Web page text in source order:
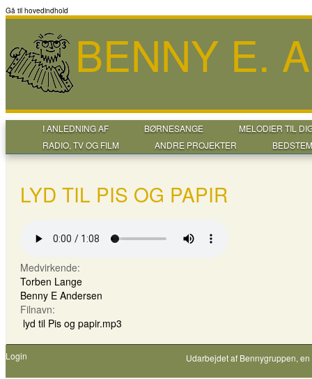
Gå til hovedindhold
BENNY E.
I ANLEDNING AF BØRNESANGE
MELODIER TIL
RADIO, TV OG FILM
ANDRE PROJEKTER
LYD TIL PIS OG PAPIR
Medvirkende:
Torben Lange
Benny E Andersen
Filnavn:
lyd til Pis og papir.mp3
Login Udarbejdet af Bennygruppen,